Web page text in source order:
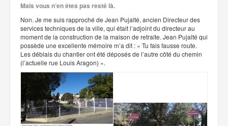
Mais vous n’en êtes pas resté là.
Non. Je me suis rapproché de Jean Pujalté, ancien Directeur des
services techniques de la ville, qui était l’adjoint du directeur au
moment de la construction de la maison de retraite. Jean Pujalté qui
possède une excellente mémoire m’a dit : « Tu fais fausse route.
Les déblais du chantier ont été déposés de l’autre côté du chemin
(l’actuelle rue Louis Aragon) ».